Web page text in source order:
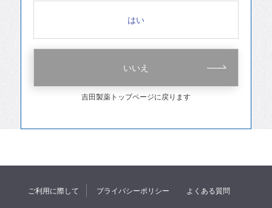
はい
いいえ
吉田製薬トップページに戻ります
ご利用に際して プライバシーポリシー よくある質問